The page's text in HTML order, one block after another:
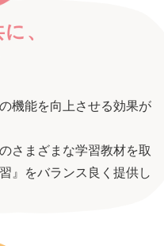
、
機能を向上させる効果が
さまざまな学習教材を取
』をバランス良く提供し